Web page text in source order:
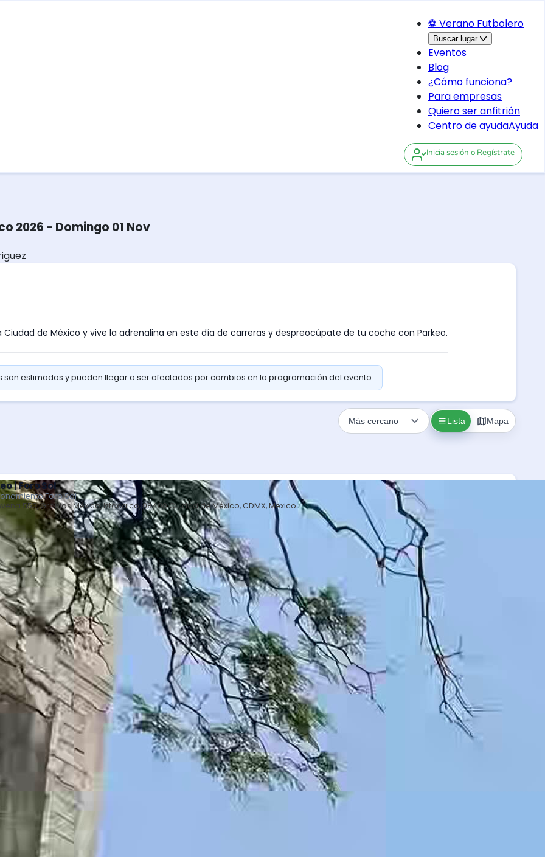
⚽ Verano Futbolero
Buscar lugar
Eventos
Blog
¿Cómo funciona?
Para empresas
Quiero ser anfitrión
Centro de ayudaAyuda
Inicia sesión o Regístrate
2026 - Domingo 01 Nov
Ciudad de México y vive la adrenalina en este día de carreras y despreocúpate de tu coche con Parkeo.
son estimados y pueden llegar a ser afectados por cambios en la programación del evento.
Lista Mapa
| Foro Sol
Foro Sol
550, Granjas México, Iztacalco, 08400 Ciudad de México, CDMX, Mexico